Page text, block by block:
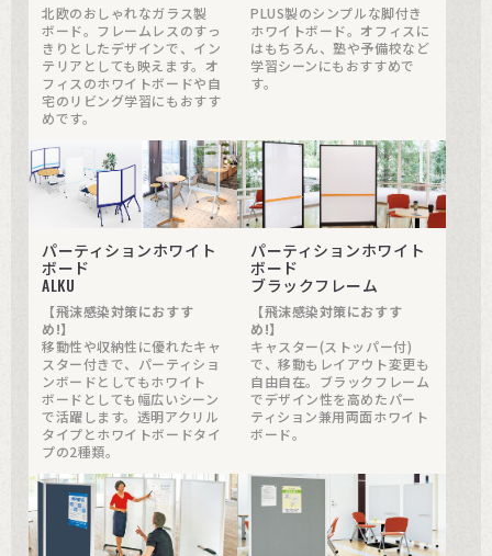
北欧のおしゃれなガラス製
ボード。フレームレスのすっ
きりとしたデザインで、イン
テリアとしても映えます。オ
フィスのホワイトボードや自
宅のリビング学習にもおすす
めです。
PLUS製のシンプルな脚付き
ホワイトボード。オフィスに
はもちろん、塾や予備校など
学習シーンにもおすすめで
す。
パーティションホワイト
ボード
ALKU
【飛沫感染対策におすす
め!】
移動性や収納性に優れたキャ
スター付きで、パーティショ
ンボードとしてもホワイト
ボードとしても幅広いシーン
で活躍します。透明アクリル
タイプとホワイトボードタイ
プの2種類。
パーティションホワイト
ボード
ブラックフレーム
【飛沫感染対策におすす
め!】
キャスター(ストッパー付)
で、移動もレイアウト変更も
自由自在。ブラックフレーム
でデザイン性を高めたパー
ティション兼用両面ホワイト
ボード。